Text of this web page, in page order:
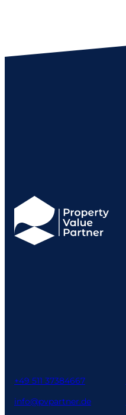
+49 511 37384667
info@pvpartner.de